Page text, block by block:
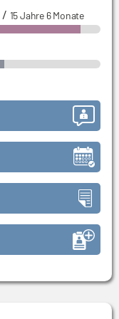
/ 15 Jahre 6 Monate